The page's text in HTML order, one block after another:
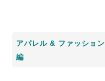
アパレル & ファッション
編